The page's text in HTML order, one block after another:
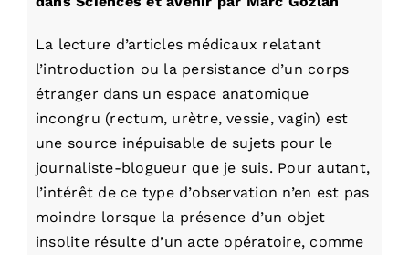
La lecture d’articles médicaux relatant
l’introduction ou la persistance d’un corps
étranger dans un espace anatomique
incongru (rectum, urètre, vessie, vagin) est
une source inépuisable de sujets pour le
journaliste-blogueur que je suis. Pour autant,
l’intérêt de ce type d’observation n’en est pas
moindre lorsque la présence d’un objet
insolite résulte d’un acte opératoire, comme